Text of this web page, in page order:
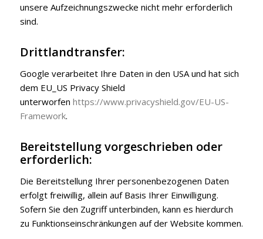
unsere Aufzeichnungszwecke nicht mehr erforderlich
sind.
Drittlandtransfer:
Google verarbeitet Ihre Daten in den USA und hat sich
dem EU_US Privacy Shield
unterworfen https://www.privacyshield.gov/EU-US-
Framework.
Bereitstellung vorgeschrieben oder
erforderlich:
Die Bereitstellung Ihrer personenbezogenen Daten
erfolgt freiwillig, allein auf Basis Ihrer Einwilligung.
Sofern Sie den Zugriff unterbinden, kann es hierdurch
zu Funktionseinschränkungen auf der Website kommen.